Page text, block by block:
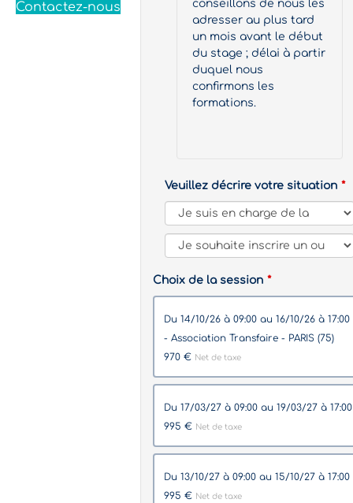
Contactez-nous
conseillons de nous les
adresser au plus tard
un mois avant le début
du stage ; délai à partir
duquel nous
confirmons les
formations.
Veuillez décrire votre situation
Choix de la session
du 14/10/26 à 09:00 au 16/10/26 à 17:00
- Association Transfaire - PARIS (75)
970 € Net de taxe
du 17/03/27 à 09:00 au 19/03/27 à
995 € Net de taxe
du 13/10/27 à 09:00 au 15/10/27 à 17:00
995 € Net de taxe